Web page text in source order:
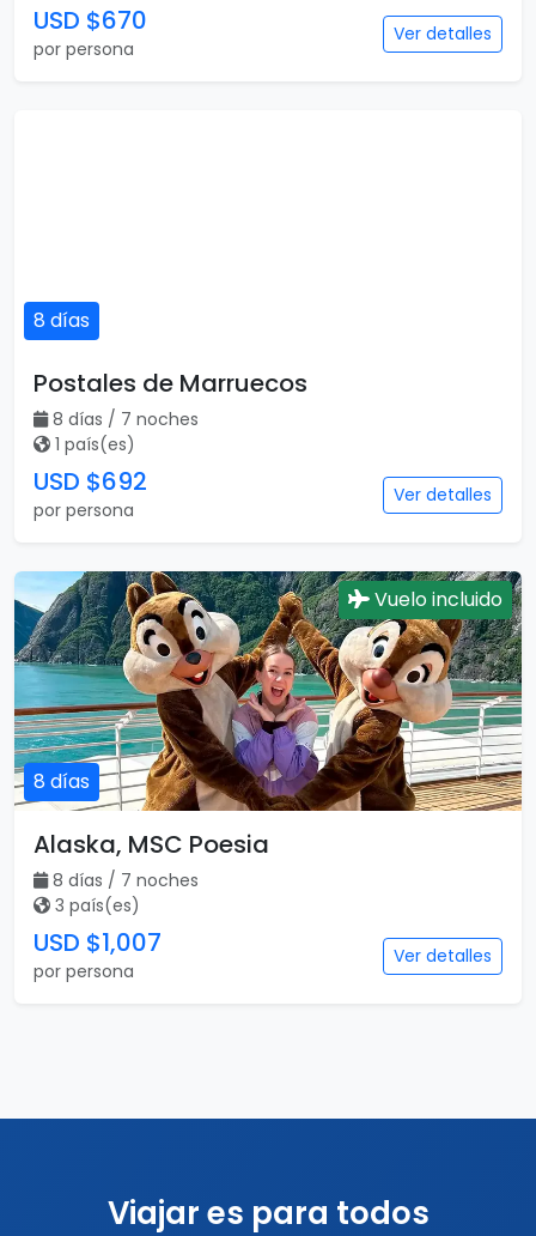
USD $670
por persona
Ver detalles
8 días
Postales de Marruecos
8 días / 7 noches
1 país(es)
USD $692
por persona
Ver detalles
8 días
Vuelo incluido
Alaska, MSC Poesia
8 días / 7 noches
3 país(es)
USD $1,007
por persona
Ver detalles
Viajar es para todos